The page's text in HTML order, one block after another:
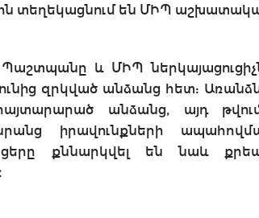
տեղեկացնում են ՄԻՊ
Պաշտպանը և ՄԻՊ
զրկված անձանց հետ:
անձանց, այդ
իրավունքների
քննարկվել են նաև